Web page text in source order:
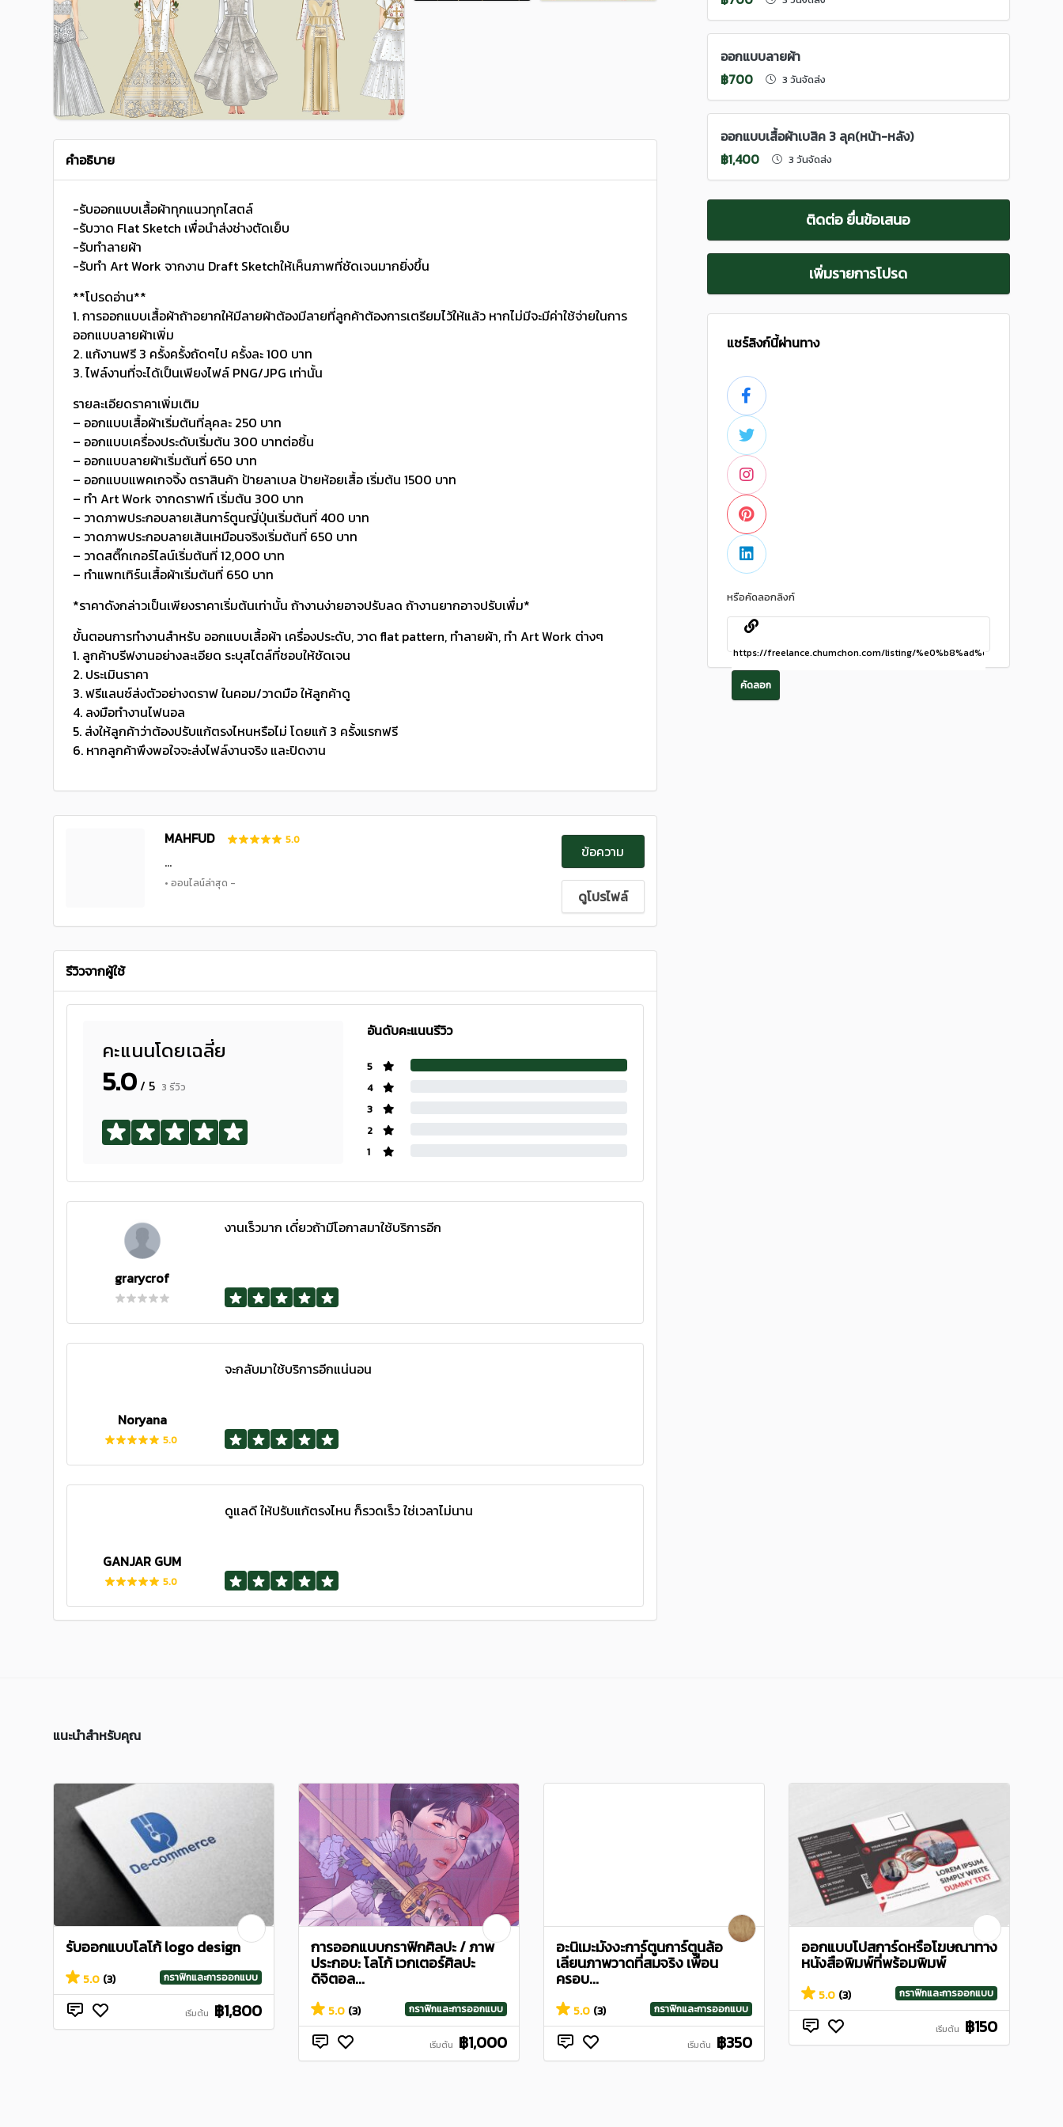
ออกแบบลายผ้า
฿700
3 วันจัดส่ง
ออกแบบเสื้อผ้าเบสิค 3 ลุค(หน้า-หลัง)
฿1,400
3 วันจัดส่ง
ติดต่อ ยื่นข้อเสนอ
เพิ่มรายการโปรด
แชร์ลิงก์นี้ผ่านทาง
หรือคัดลอกลิงก์
คัดลอก
คำอธิบาย
-รับออกแบบเสื้อผ้าทุกแนวทุกไสตล์
-รับวาด Flat Sketch เพื่อนำส่งช่างตัดเย็บ
-รับทำลายผ้า
-รับทำ Art Work จากงาน Draft Sketchให้เห็นภาพที่ชัดเจนมากยิ่งขึ้น
**โปรดอ่าน**
1. การออกแบบเสื้อผ้าถ้าอยากให้มีลายผ้าต้องมีลายที่ลูกค้าต้องการเตรียมไว้ให้แล้ว หากไม่มีจะมีค่าใช้จ่ายในการ
ออกแบบลายผ้าเพิ่ม
2. แก้งานฟรี 3 ครั้งครั้งถัดๆไป ครั้งละ 100 บาท
3. ไฟล์งานที่จะได้เป็นเพียงไฟล์ PNG/JPG เท่านั้น
รายละเอียดราคาเพิ่มเติม
– ออกแบบเสื้อผ้าเริ่มต้นที่ลุคละ 250 บาท
– ออกแบบเครื่องประดับเริ่มต้น 300 บาทต่อชิ้น
– ออกแบบลายผ้าเริ่มต้นที่ 650 บาท
– ออกแบบแพคเกจจิ้ง ตราสินค้า ป้ายลาเบล ป้ายห้อยเสื้อ เริ่มต้น 1500 บาท
– ทำ Art Work จากดราฟท์ เริ่มต้น 300 บาท
– วาดภาพประกอบลายเส้นการ์ตูนญี่ปุ่นเริ่มต้นที่ 400 บาท
– วาดภาพประกอบลายเส้นเหมือนจริงเริ่มต้นที่ 650 บาท
– วาดสติ๊กเกอร์ไลน์เริ่มต้นที่ 12,000 บาท
– ทำแพทเทิร์นเสื้อผ้าเริ่มต้นที่ 650 บาท
*ราคาดังกล่าวเป็นเพียงราคาเริ่มต้นเท่านั้น ถ้างานง่ายอาจปรับลด ถ้างานยากอาจปรับเพื่ม*
ขั้นตอนการทำงานสำหรับ ออกแบบเสื้อผ้า เครื่องประดับ, วาด flat pattern, ทำลายผ้า, ทำ Art Work ต่างๆ
1. ลูกค้าบรีฟงานอย่างละเอียด ระบุสไตล์ที่ชอบให้ชัดเจน
2. ประเมินราคา
3. ฟรีแลนซ์ส่งตัวอย่างดราฟ ในคอม/วาดมือ ให้ลูกค้าดู
4. ลงมือทำงานไฟนอล
5. ส่งให้ลูกค้าว่าต้องปรับแก้ตรงไหนหรือไม่ โดยแก้ 3 ครั้งแรกฟรี
6. หากลูกค้าพึงพอใจจะส่งไฟล์งานจริง และปิดงาน
MAHFUD 5.0
...
• ออนไลน์ล่าสุด -
ข้อความ
ดูโปรไฟล์
รีวิวจากผู้ใช้
คะแนนโดยเฉลี่ย
5.0/ 5 3 รีวิว
อันดับคะแนนรีวิว
5
4
3
2
1
grarycrof
งานเร็วมาก เดี๋ยวถ้ามีโอกาสมาใช้บริการอีก
Noryana
5.0
จะกลับมาใช้บริการอีกแน่นอน
GANJAR GUM
5.0
ดูแลดี ให้ปรับแก้ตรงไหน ก็รวดเร็ว ใช่เวลาไม่นาน
แนะนำสำหรับคุณ
รับออกแบบโลโก้ logo design
5.0 (3) กราฟิกและการออกแบบ
เริ่มต้น ฿1,800
การออกแบบกราฟิกศิลปะ / ภาพ
ประกอบ: โลโก้ เวกเตอร์ศิลปะ
ดิจิตอล...
5.0 (3) กราฟิกและการออกแบบ
เริ่มต้น ฿1,000
อะนิเมะมังงะการ์ตูนการ์ตูนล้อ
เลียนภาพวาดที่สมจริง เพื่อน
ครอบ...
5.0 (3) กราฟิกและการออกแบบ
เริ่มต้น ฿350
ออกแบบโปสการ์ดหรือโฆษณาทาง
หนังสือพิมพ์ที่พร้อมพิมพ์
5.0 (3) กราฟิกและการออกแบบ
เริ่มต้น ฿150